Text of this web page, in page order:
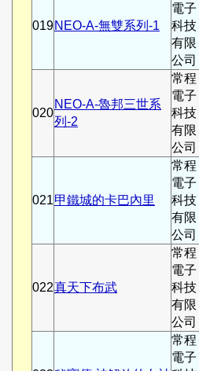
019NEO-A-無雙系列-1
電子
科技
有限
公司
020
NEO-A-魯邦三世系
列-2
常程
電子
科技
有限
公司
021甲鐵城的卡巴內里
常程
電子
科技
有限
公司
022真天下布武
常程
電子
科技
有限
公司
常程
電子